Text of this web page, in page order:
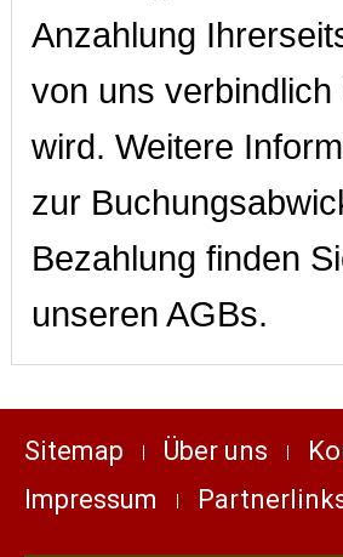
Anzahlung
von uns verbindlich
wird. Weitere
zur
Bezahlung finden
unseren AGBs.
Sitemap Über uns
Impressum